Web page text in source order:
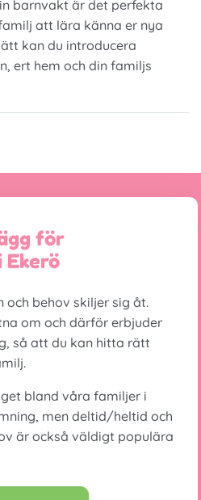
barnvakt är det perfekta
att lära känna er nya
kan du introducera
ert hem och din familjs
för
Ekerö
och behov skiljer sig åt.
om och därför erbjuder
så att du kan hitta rätt
bland våra familjer i
men deltid/heltid och
är också väldigt populära